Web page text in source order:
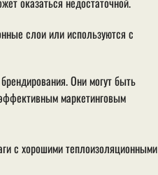
слои или используются с
Они могут быть
маркетинговым
с хорошими теплоизоляционными